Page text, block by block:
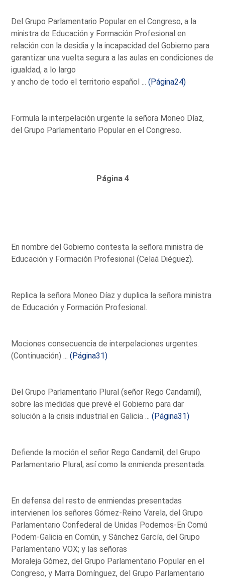
Del Grupo Parlamentario Popular en el Congreso, a la
ministra de Educación y Formación Profesional en
relación con la desidia y la incapacidad del Gobierno para
garantizar una vuelta segura a las aulas en condiciones de
igualdad, a lo largo
y ancho de todo el territorio español ...(Página24)
Formula la interpelación urgente la señora Moneo Díaz,
del Grupo Parlamentario Popular en el Congreso.
Página 4
En nombre del Gobierno contesta la señora ministra de
Educación y Formación Profesional (Celaá Diéguez).
Replica la señora Moneo Díaz y duplica la señora ministra
de Educación y Formación Profesional.
Mociones consecuencia de interpelaciones urgentes.
(Continuación) ...(Página31)
Del Grupo Parlamentario Plural (señor Rego Candamil),
sobre las medidas que prevé el Gobierno para dar
solución a la crisis industrial en Galicia ...(Página31)
Defiende la moción el señor Rego Candamil, del Grupo
Parlamentario Plural, así como la enmienda presentada.
En defensa del resto de enmiendas presentadas
intervienen los señores Gómez-Reino Varela, del Grupo
Parlamentario Confederal de Unidas Podemos-En Comú
Podem-Galicia en Común, y Sánchez García, del Grupo
Parlamentario VOX; y las señoras
Moraleja Gómez, del Grupo Parlamentario Popular en el
Congreso, y Marra Domínguez, del Grupo Parlamentario